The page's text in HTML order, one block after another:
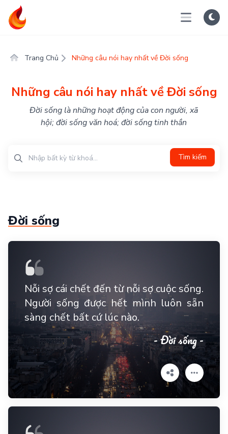
Trang Chủ Những câu nói hay nhất về Đời sống
Những câu nói hay nhất về Đời sống
Đời sống là những hoạt động của con người, xã
hội; đời sống văn hoá; đời sống tinh thần
Tìm kiếm
Đời sống
Nỗi sợ cái chết đến từ nỗi sợ cuộc sống.
Người sống được hết mình luôn sẵn
sàng chết bất cứ lúc nào.
- Đời sống -